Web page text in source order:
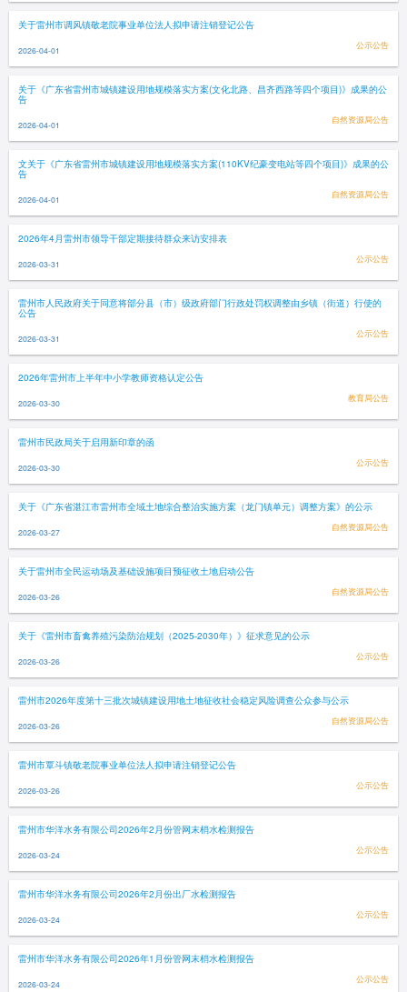
关于雷州市调风镇敬老院事业单位法人拟申请注销登记公告
2026-04-01 公示公告
关于《广东省雷州市城镇建设用地规模落实方案(文化北路、昌齐西路等四个项目)》成果的公
告
2026-04-01 自然资源局公告
文关于《广东省雷州市城镇建设用地规模落实方案(110KV纪豪变电站等四个项目)》成果的公
告
2026-04-01 自然资源局公告
2026年4月雷州市领导干部定期接待群众来访安排表
2026-03-31 公示公告
雷州市人民政府关于同意将部分县（市）级政府部门行政处罚权调整由乡镇（街道）行使的
公告
2026-03-31 公示公告
2026年雷州市上半年中小学教师资格认定公告
2026-03-30 教育局公告
雷州市民政局关于启用新印章的函
2026-03-30 公示公告
关于《广东省湛江市雷州市全域土地综合整治实施方案（龙门镇单元）调整方案》的公示
2026-03-27 自然资源局公告
关于雷州市全民运动场及基础设施项目预征收土地启动公告
2026-03-26 自然资源局公告
关于《雷州市畜禽养殖污染防治规划（2025-2030年）》征求意见的公示
2026-03-26 公示公告
雷州市2026年度第十三批次城镇建设用地土地征收社会稳定风险调查公众参与公示
2026-03-26 自然资源局公告
雷州市覃斗镇敬老院事业单位法人拟申请注销登记公告
2026-03-26 公示公告
雷州市华洋水务有限公司2026年2月份管网末梢水检测报告
2026-03-24 公示公告
雷州市华洋水务有限公司2026年2月份出厂水检测报告
2026-03-24 公示公告
雷州市华洋水务有限公司2026年1月份管网末梢水检测报告
2026-03-24 公示公告